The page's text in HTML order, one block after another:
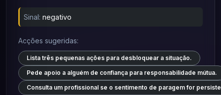
Sinal: negativo
Acções sugeridas:
Lista três pequenas ações para desbloquear a situação.
Pede apoio a alguém de confiança para responsabilidade mútua.
Consulta um profissional se o sentimento de paragem for